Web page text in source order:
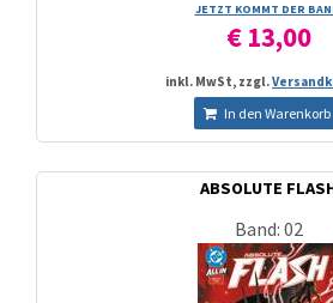
JETZT KOMMT DER
€ 13,00
inkl. MwSt, zzgl.
In den Warenkorb
ABSOLUTE
Band: 02